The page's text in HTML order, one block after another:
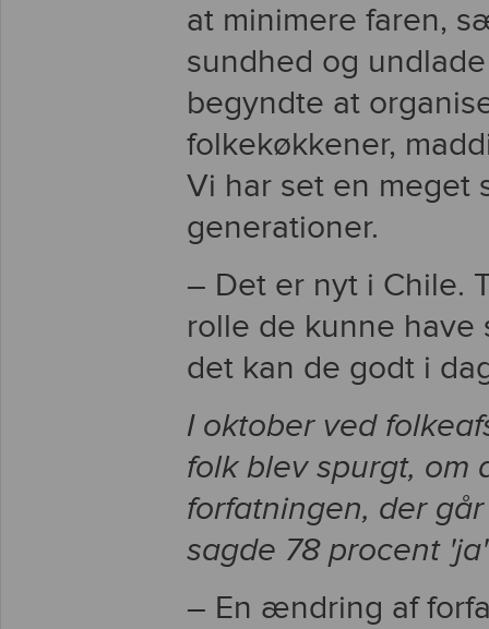
at minimere faren,
sundhed og
begyndte at
folkekøkkener,
Vi har set en meget
generationer.
– Det er nyt i Chile.
rolle de kunne
det kan de godt i
I oktober ved
folk blev spurgt,
forfatningen, der
sagde 78 procent
– En ændring af